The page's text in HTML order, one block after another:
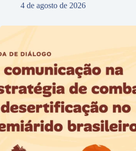
4 de agosto de 2026